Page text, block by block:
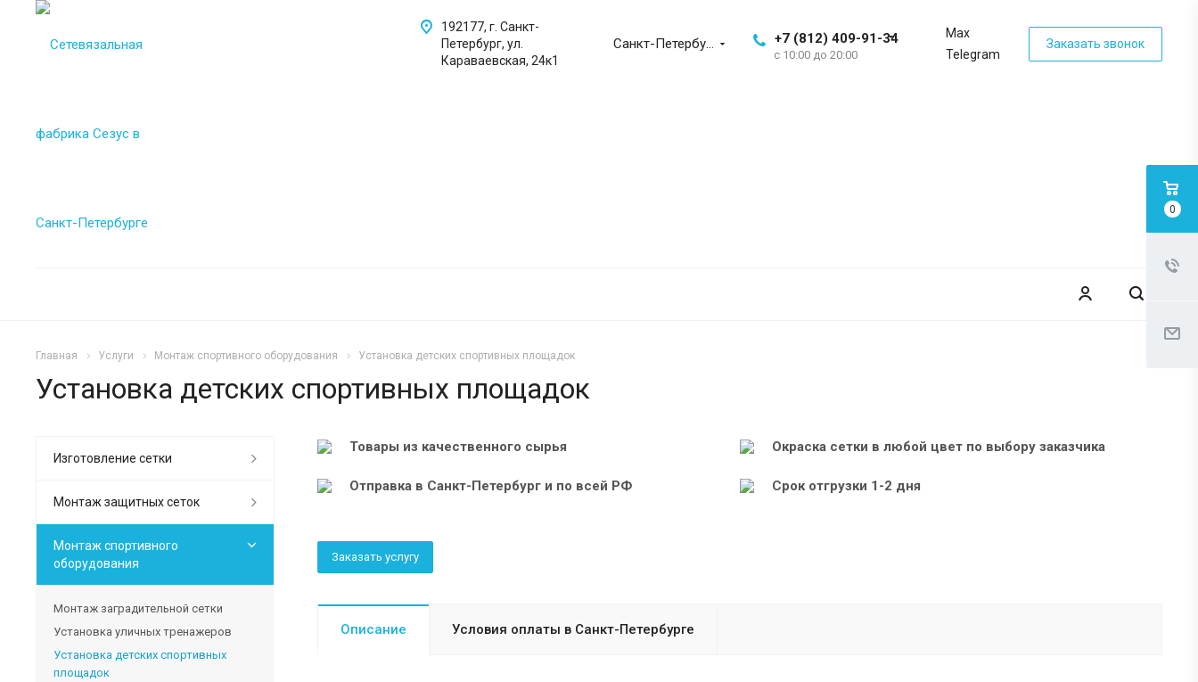
Санкт-Петербург +7 (812) 409-91-34
с 10:00 до 20:00
Max
Telegram
Заказать звонок
192177, г. Санкт-
Петербург, ул.
Караваевская, 24к1
Главная Услуги Монтаж спортивного оборудования Установка детских спортивных площадок
Установка детских спортивных площадок
Товары из качественного сырья Окраска сетки в любой цвет по выбору заказчика
Отправка в Санкт-Петербург и по всей РФ Срок отгрузки 1-2 дня
Заказать услугу
Описание Условия оплаты в Санкт-Петербурге
Изготовление сетки
Монтаж защитных сеток
Монтаж спортивного
оборудования
Монтаж заградительной сетки
Установка уличных тренажеров
Установка детских спортивных
площадок
0